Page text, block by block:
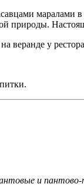
маралами
природы.
веранде у
и